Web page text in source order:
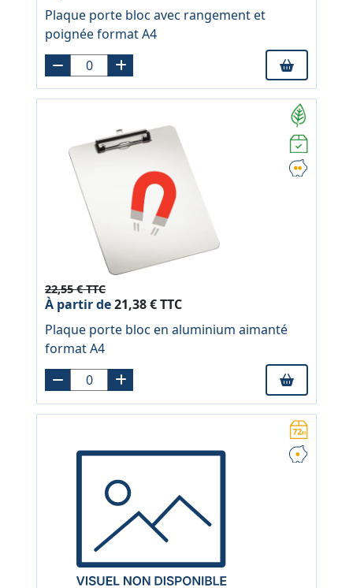
Plaque porte bloc avec rangement et
poignée format A4
22,55 € TTC
À partir de21,38 € TTC
Plaque porte bloc en aluminium aimanté
format A4